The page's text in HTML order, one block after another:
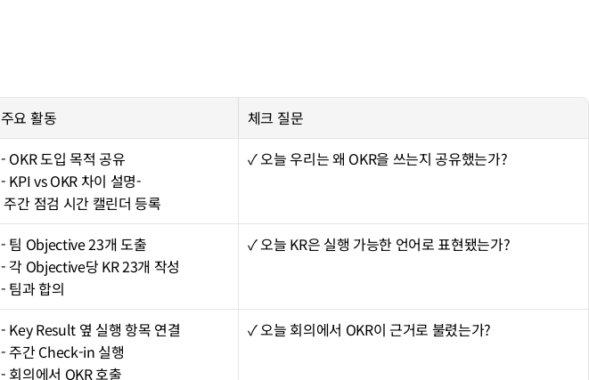
주요 활동
체크 질문
- OKR 도입 목적 공유
- KPI vs OKR 차이 설명-
주간 점검 시간 캘린더 등록
✓ 오늘 우리는 왜 OKR을 쓰는지 공유했는가?
- 팀 Objective 23개 도출
- 각 Objective당 KR 23개 작성
- 팀과 합의
✓ 오늘 KR은 실행 가능한 언어로 표현됐는가?
- Key Result 옆 실행 항목 연결
- 주간 Check-in 실행
- 회의에서 OKR 호출
✓ 오늘 회의에서 OKR이 근거로 불렸는가?